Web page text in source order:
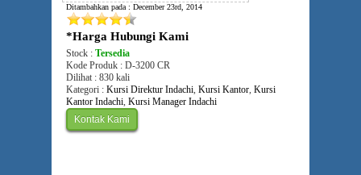
Ditambahkan pada : December 23rd, 2014
*Harga Hubungi Kami
Stock : Tersedia
Kode Produk : D-3200 CR
Dilihat : 830 kali
Kategori : Kursi Direktur Indachi, Kursi Kantor, Kursi
Kantor Indachi, Kursi Manager Indachi
Kontak Kami